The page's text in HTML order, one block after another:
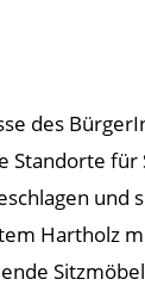
des
Standorte für
und
Hartholz